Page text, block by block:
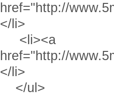
href="http://
</li>
<li><a
href="http://
</li>
</ul>